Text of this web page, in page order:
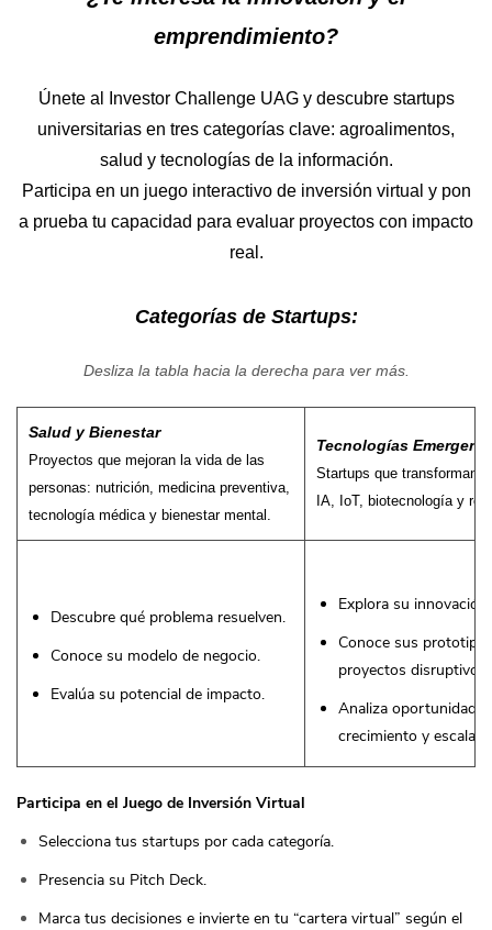
emprendimiento?
Únete al Investor Challenge UAG y descubre startups
universitarias en tres categorías clave: agroalimentos,
salud y tecnologías de la información.
Participa en un juego interactivo de inversión virtual y pon
a prueba tu capacidad para evaluar proyectos con impacto
real.
Categorías de Startups:
Desliza la tabla hacia la derecha para ver más.
Salud y Bienestar
Proyectos que mejoran la vida de las
personas: nutrición, medicina preventiva,
tecnología médica y bienestar mental.
Tecnologías
Startups que transforman
IA, IoT, biotecnología y
Descubre qué problema resuelven.
Conoce su modelo de negocio.
Evalúa su potencial de impacto.
Explora su
Conoce sus
proyectos disruptivos.
Analiza
crecimiento y
Participa en el Juego de Inversión Virtual
Selecciona tus startups por cada categoría.
Presencia su Pitch Deck.
Marca tus decisiones e invierte en tu “cartera virtual” según el